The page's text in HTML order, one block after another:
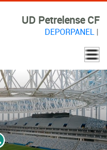
UD Petrelense CF
DEPORPANEL|